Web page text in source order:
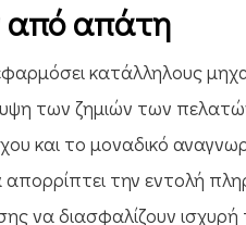
από απάτη
κατάλληλους
των ζημιών των
και το μοναδικό
την εντολή
να διασφαλίζουν